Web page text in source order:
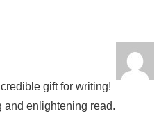
gift for writing!
and enlightening read.